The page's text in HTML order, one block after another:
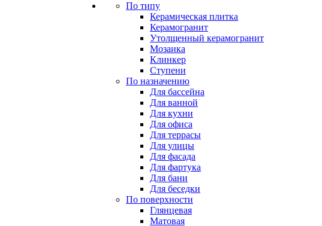
По типу
Керамическая плитка
Керамогранит
Утолщенный керамогранит
Мозаика
Клинкер
Ступени
По назначению
Для бассейна
Для ванной
Для кухни
Для офиса
Для террасы
Для улицы
Для фасада
Для фартука
Для бани
Для беседки
По поверхности
Глянцевая
Матовая